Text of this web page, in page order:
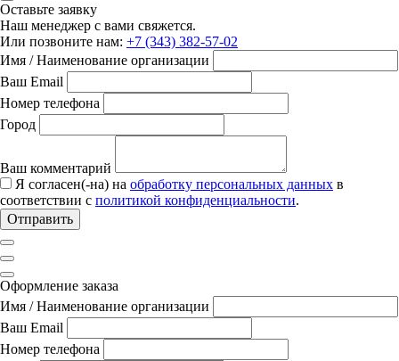
Оставьте заявку
Наш менеджер с вами свяжется.
Или позвоните нам: +7 (343) 382-57-02
Имя / Наименование организации
Ваш Email
Номер телефона
Город
Ваш комментарий
Я согласен(-на) на обработку персональных данных в
соответствии с политикой конфиденциальности.
Отправить
Оформление заказа
Имя / Наименование организации
Ваш Email
Номер телефона